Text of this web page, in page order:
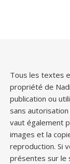
Tous les textes
propriété de
publication ou
sans autorisation
vaut également
images et la
reproduction. Si
présentes sur le